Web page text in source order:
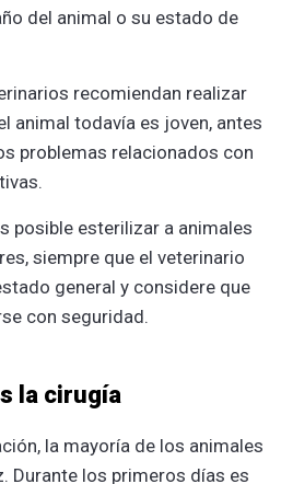
del animal o su estado de
recomiendan realizar
animal todavía es joven, antes
problemas relacionados con
posible esterilizar a animales
siempre que el veterinario
general y considere que
con seguridad.
la cirugía
la mayoría de los animales
Durante los primeros días es